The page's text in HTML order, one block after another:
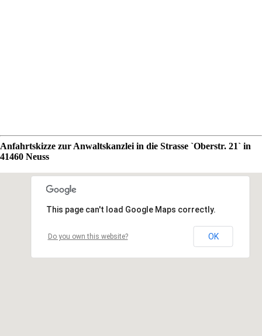
Anfahrtskizze zur Anwaltskanzlei in die Strasse `Oberstr. 21` in
41460 Neuss
This page can't load Google Maps correctly.
Do you own this website? OK